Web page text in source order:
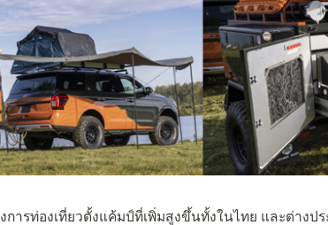
ารท่องเที่ยวตั้งแค้มป์ที่เพิ่มสูงขึ้นทั้งในไทย และต่างปร